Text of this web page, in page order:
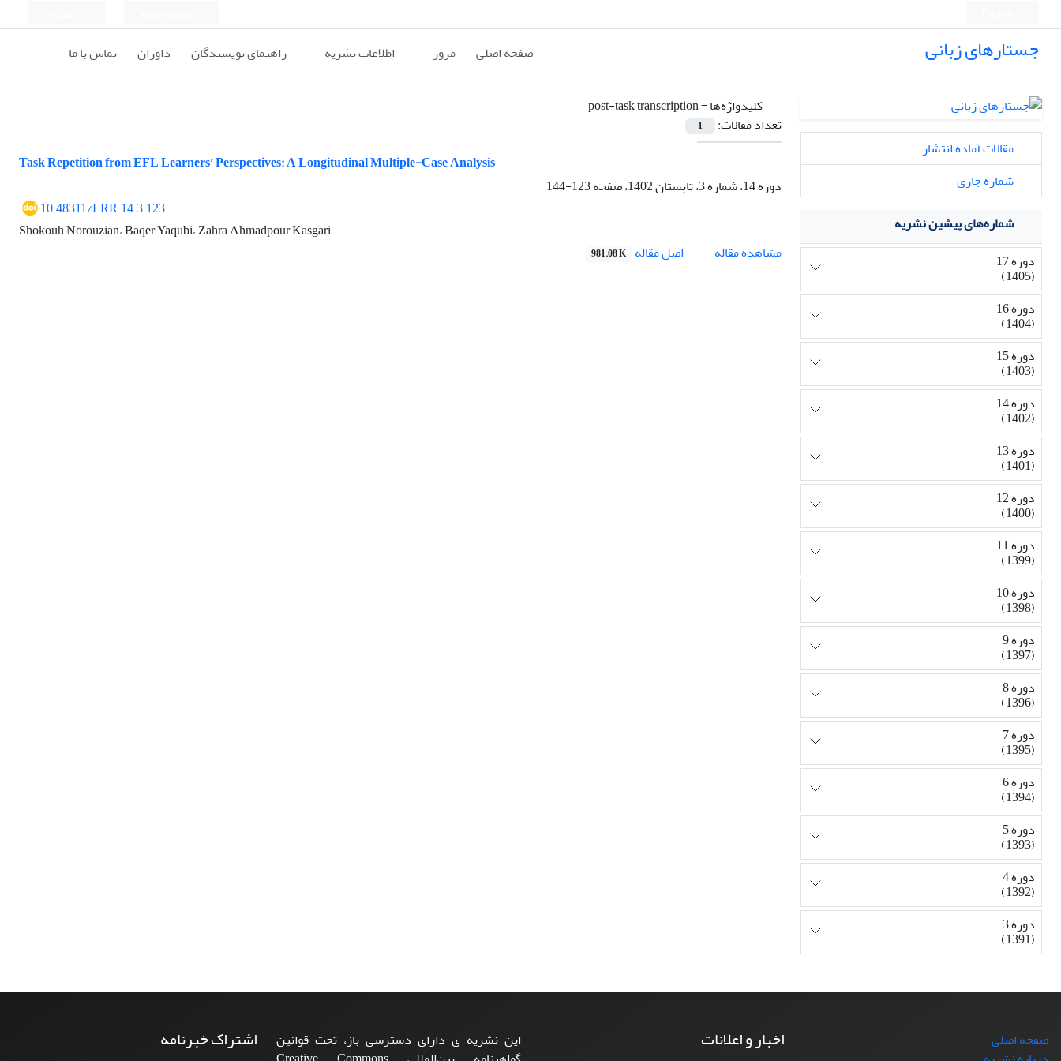
جستارهای زبانی صفحه اصلی مرور اطلاعات نشریه راهنمای نویسندگان داوران تماس با ما
کلیدواژه‌ها =post-task transcription
تعداد مقالات:
1
Task Repetition from EFL Learners’ Perspectives: A Longitudinal Multiple-Case Analysis
دوره 14، شماره 3، تابستان 1402، صفحه
123-144
10.48311/LRR.14.3.123
Shokouh Norouzian، Baqer Yaqubi، Zahra Ahmadpour Kasgari
مشاهده مقاله
اصل مقاله 981.08 K
مقالات آماده انتشار
شماره جاری
شماره‌های پیشین نشریه
دوره 17
(1405)
دوره 16
(1404)
دوره 15
(1403)
دوره 14
(1402)
دوره 13
(1401)
دوره 12
(1400)
دوره 11
(1399)
دوره 10
(1398)
دوره 9
(1397)
دوره 8
(1396)
دوره 7
(1395)
دوره 6
(1394)
دوره 5
(1393)
دوره 4
(1392)
دوره 3
(1391)
صفحه اصلی
اخبار و اعلانات
این نشریه ی دارای دسترسی باز، تحت قوانین
اشتراک خبرنامه